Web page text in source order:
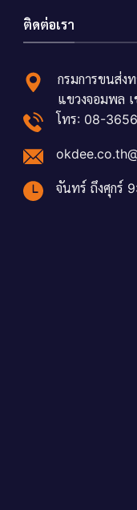
ติดต่อเรา
กรมการขนส่ง
แขวงจอมพล
โทร: 08-
จันทร์ ถึงศุกร์